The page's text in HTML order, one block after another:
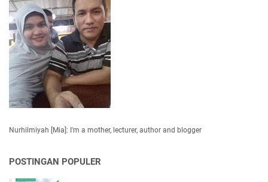
Nurhilmiyah [Mia]: I'm a mother, lecturer, author and blogger
POSTINGAN POPULER